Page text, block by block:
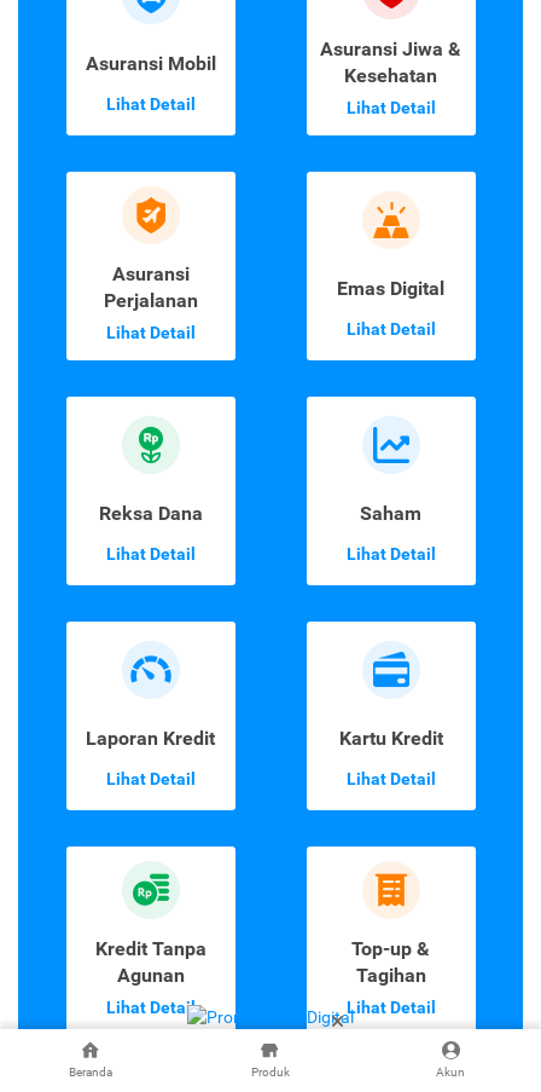
Beranda Produk Akun
Asuransi Mobil
Lihat Detail
Asuransi Jiwa &
Kesehatan
Lihat Detail
Asuransi
Perjalanan
Lihat Detail
Emas Digital
Lihat Detail
Reksa Dana
Lihat Detail
Saham
Lihat Detail
Laporan Kredit
Lihat Detail
Kartu Kredit
Lihat Detail
Kredit Tanpa
Agunan
Lihat Detail
Top-up &
Tagihan
Lihat Detail